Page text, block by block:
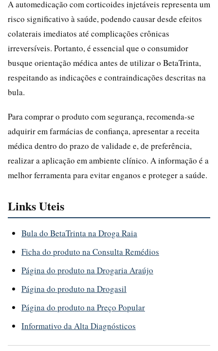
A automedicação com corticoides injetáveis representa um
risco significativo à saúde, podendo causar desde efeitos
colaterais imediatos até complicações crônicas
irreversíveis. Portanto, é essencial que o consumidor
busque orientação médica antes de utilizar o BetaTrinta,
respeitando as indicações e contraindicações descritas na
bula.
Para comprar o produto com segurança, recomenda-se
adquirir em farmácias de confiança, apresentar a receita
médica dentro do prazo de validade e, de preferência,
realizar a aplicação em ambiente clínico. A informação é a
melhor ferramenta para evitar enganos e proteger a saúde.
Links Uteis
Bula do BetaTrinta na Droga Raia
Ficha do produto na Consulta Remédios
Página do produto na Drogaria Araújo
Página do produto na Drogasil
Página do produto na Preço Popular
Informativo da Alta Diagnósticos